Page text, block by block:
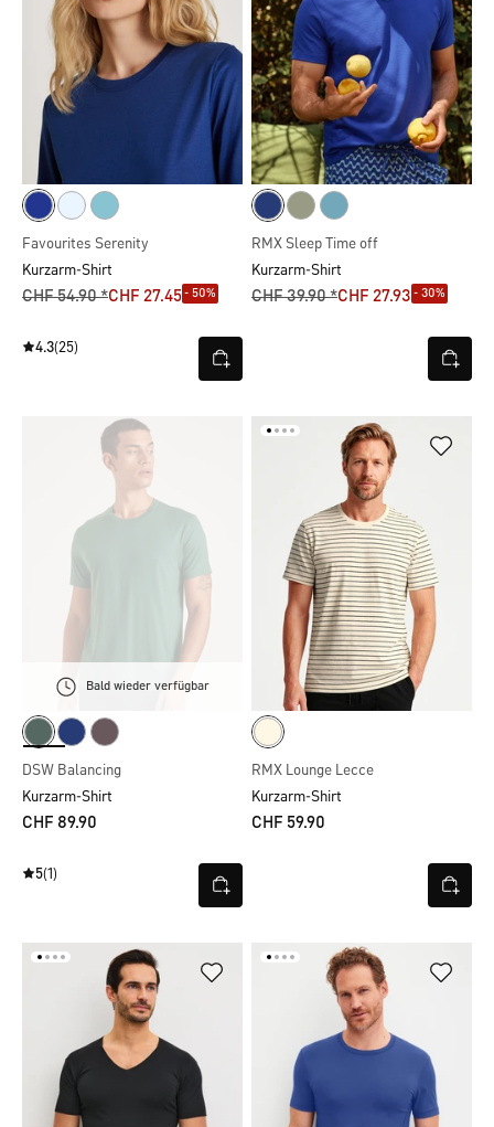
Favourites Serenity
Kurzarm-Shirt
CHF 54.90 *CHF 27.45- 50%
4.3(25)
RMX Sleep Time off
Kurzarm-Shirt
CHF 39.90 *CHF 27.93 - 30%
Bald wieder verfügbar
DSW Balancing
Kurzarm-Shirt
CHF 89.90
5(1)
RMX Lounge Lecce
Kurzarm-Shirt
CHF 59.90